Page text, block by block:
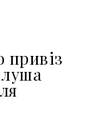
привіз